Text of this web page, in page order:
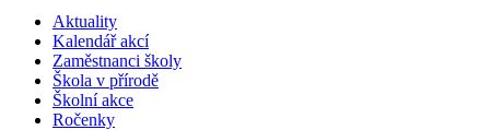
Aktuality
Kalendář akcí
Zaměstnanci školy
Škola v přírodě
Školní akce
Ročenky